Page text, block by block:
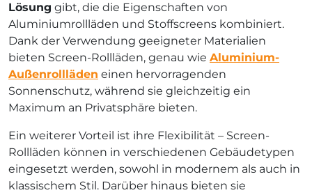
Lösung gibt, die die Eigenschaften von
Aluminiumrollläden und Stoffscreens kombiniert.
Dank der Verwendung geeigneter Materialien
bieten Screen-Rollläden, genau wie Aluminium-
Außenrollläden einen hervorragenden
Sonnenschutz, während sie gleichzeitig ein
Maximum an Privatsphäre bieten.
Ein weiterer Vorteil ist ihre Flexibilität – Screen-
Rollläden können in verschiedenen Gebäudetypen
eingesetzt werden, sowohl in modernem als auch in
klassischem Stil. Darüber hinaus bieten sie